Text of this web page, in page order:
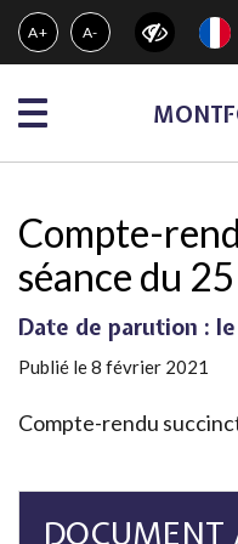
Gestion des traceurs
A+ A-
Menu
Compte-
séance du
Date de parution :
Publié le 8 février 2021
Compte-rendu
DOCUMENT